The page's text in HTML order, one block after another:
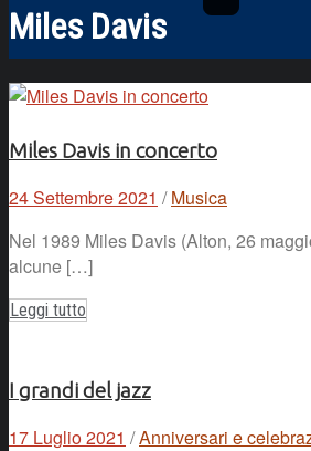
Miles Davis
Miles Davis in concerto
24 Settembre 2021 / Musica
Nel 1989 Miles Davis (Alton, 26
alcune […]
Leggi tutto
I grandi del jazz
17 Luglio 2021 /Anniversari e